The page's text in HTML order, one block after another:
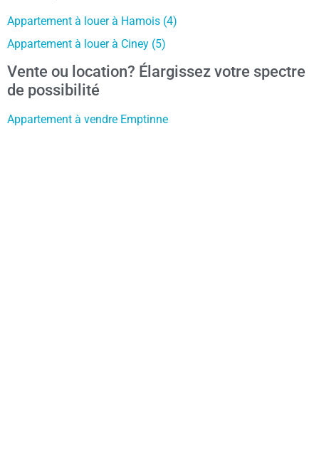
Appartement à louer à Hamois (4)
Appartement à louer à Ciney (5)
Vente ou location? Élargissez votre spectre
de possibilité
Appartement à vendre Emptinne